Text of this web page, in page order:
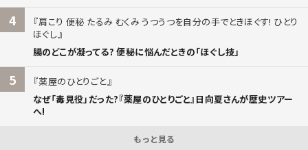
4
肩こり 便秘 たるみ むくみ うつうつを自分の手でときほぐす! ひとり
ほぐし
腸のどこが凝ってる? 便秘に悩んだときの「ほぐし技」
5
薬屋のひとりごと
なぜ「毒見役」だった?『薬屋のひとりごと』日向夏さんが歴史ツアー
へ!
もっと見る